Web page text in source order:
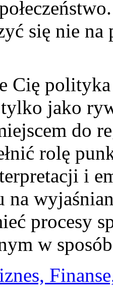
się nie
Cię
jako
do
rolę
i
na
procesy
w